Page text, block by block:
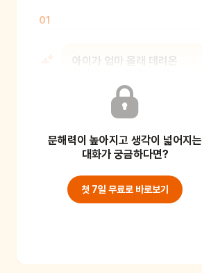
01
아이가 엄마 몰래 데려온
문해력이 높아지고 생각이 넓어지는
대화가 궁금하다면?
첫 7일 무료로 바로보기